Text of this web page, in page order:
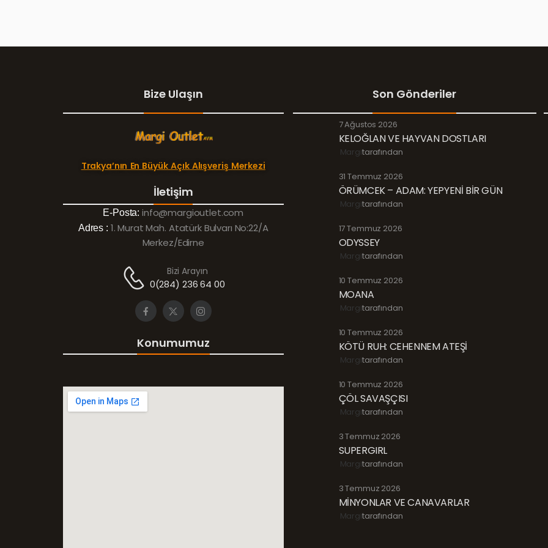
Bize Ulaşın
Trakya’nın En Büyük Açık Alışveriş Merkezi
İletişim
E-Posta: info@margioutlet.com
Adres : 1. Murat Mah. Atatürk Bulvarı No:22/A
Merkez/Edirne
Bizi Arayın
0(284) 236 64 00
Konumumuz
Son Gönderiler
7 Ağustos 2026
KELOĞLAN VE HAYVAN DOSTLARI
Margitarafından
31 Temmuz 2026
ÖRÜMCEK – ADAM: YEPYENİ BİR GÜN
Margitarafından
17 Temmuz 2026
ODYSSEY
Margitarafından
10 Temmuz 2026
MOANA
Margitarafından
10 Temmuz 2026
KÖTÜ RUH: CEHENNEM ATEŞİ
Margitarafından
10 Temmuz 2026
ÇÖL SAVAŞÇISI
Margitarafından
3 Temmuz 2026
SUPERGIRL
Margitarafından
3 Temmuz 2026
MİNYONLAR VE CANAVARLAR
Margitarafından